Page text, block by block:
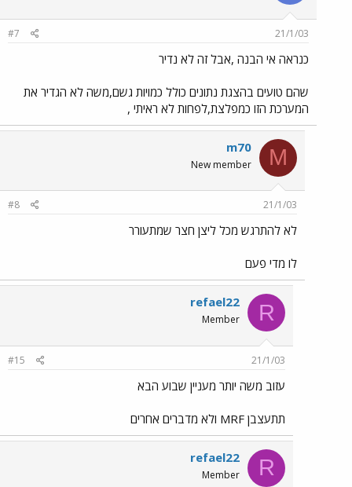
21/1/03
#7
כנראה אי הבנה ,אבל זה לא נדיר
שהם טועים בהצגת נתונים כולל כמויות גשם,משה לא הגדיר את
המערכת הזו כמפלצת,לפחות לא ראיתי ,
M
m70
New member
21/1/03
#8
לא להתרגש מכל ליצן חצר שמתעורר
לו מדי פעם
R
refael22
Member
21/1/03
#15
עזוב משה יותר מעניין שבוע הבא
תתעצבן MRF ולא מדברים אחרים
R
refael22
Member